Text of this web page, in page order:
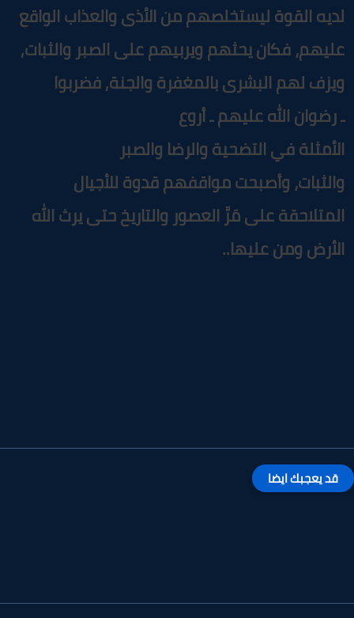
القوة ليستخلصهم من الأذى والعذاب الواقع
فكان يحثهم ويربيهم على الصبر والثبات,
لهم البشرى بالمغفرة والجنة, فضربوا
رضوان الله عليهم ـ أروع
في التضحية والرضا والصبر
وأصبحت مواقفهم قدوة للأجيال
على مَرَّ العصور والتاريخ حتى يرث الله
ومن عليها..
قد يعجبك ايضا